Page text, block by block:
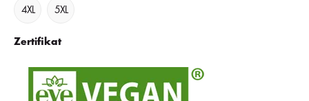
4XL 5XL
Zertifikat